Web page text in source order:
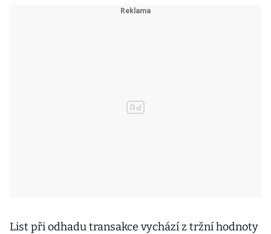
List při odhadu transakce vychází z tržní hodnoty